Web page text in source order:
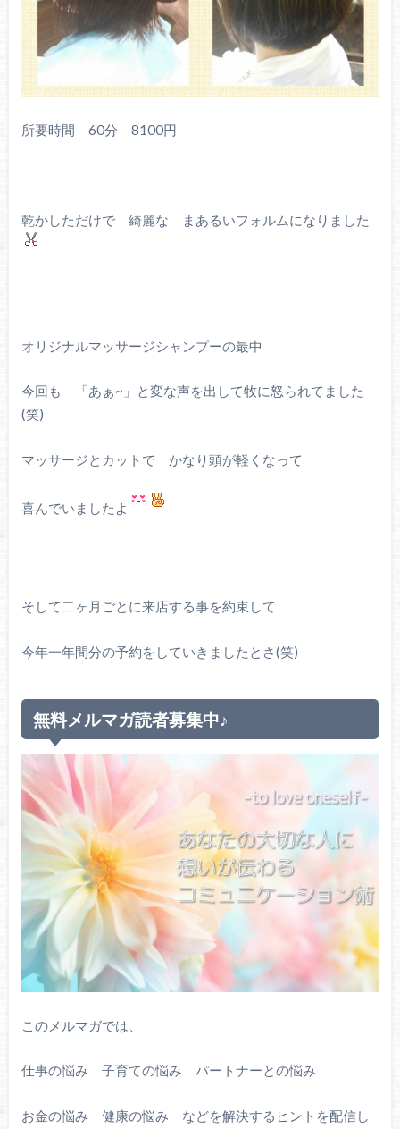
所要時間 60分 8100円
乾かしただけで 綺麗な まあるいフォルムになりました
オリジナルマッサージシャンプーの最中
今回も 「あぁ~」と変な声を出して牧に怒られてました
(笑)
マッサージとカットで かなり頭が軽くなって
喜んでいましたよ
そして二ヶ月ごとに来店する事を約束して
今年一年間分の予約をしていきましたとさ(笑)
無料メルマガ読者募集中♪
このメルマガでは、
仕事の悩み 子育ての悩み パートナーとの悩み
お金の悩み 健康の悩み などを解決するヒントを配信し